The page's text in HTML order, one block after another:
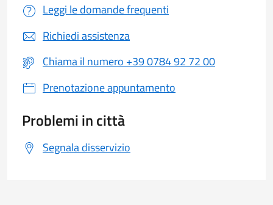
Leggi le domande frequenti
Richiedi assistenza
Chiama il numero +39 0784 92 72 00
Prenotazione appuntamento
Problemi in città
Segnala disservizio